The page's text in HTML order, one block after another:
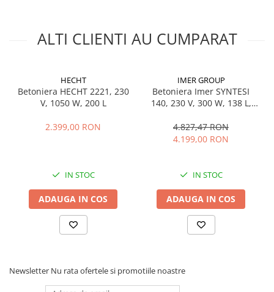
Placi extra mari
Elicoptere pardoseala
Vibratoare beton
Rigle vibrante
Slefuitoare pereti
Accesorii prelucrare suprafete
Sisteme pompare
Pompe pentru zugravit si vopsit
Masini de tencuit
Pompe spuma poliuretanica
Echipamente marcaje rutiere
ALTI CLIENTI AU CUMPARAT
HECHT
Betoniera HECHT 2221, 230
V, 1050 W, 200 L
2.399,00 RON
IN STOC
ADAUGA IN COS
IMER GROUP
Betoniera Imer SYNTESI
140, 230 V, 300 W, 138 L,
4.827,47 RON
4.199,00 RON
IN STOC
ADAUGA IN COS
Newsletter Nu rata ofertele si promotiile noastre